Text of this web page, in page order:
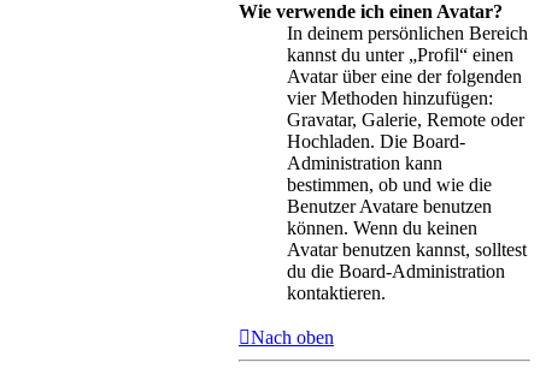
Wie verwende ich einen Avatar?
In deinem persönlichen Bereich
kannst du unter „Profil“ einen
Avatar über eine der folgenden
vier Methoden hinzufügen:
Gravatar, Galerie, Remote oder
Hochladen. Die Board-
Administration kann
bestimmen, ob und wie die
Benutzer Avatare benutzen
können. Wenn du keinen
Avatar benutzen kannst, solltest
du die Board-Administration
kontaktieren.
Nach oben